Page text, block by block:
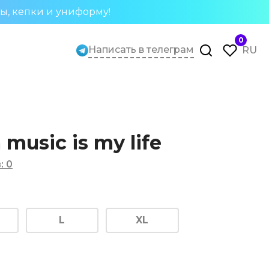
кепки и униформу!
Написать в телеграм
0
RU
is my life
: 0
L XL